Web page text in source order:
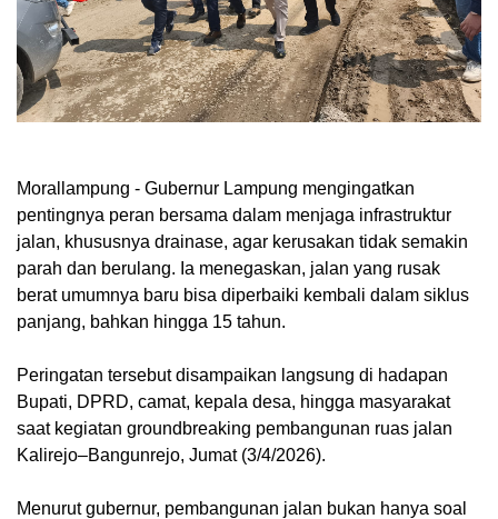
Morallampung - Gubernur Lampung mengingatkan
pentingnya peran bersama dalam menjaga infrastruktur
jalan, khususnya drainase, agar kerusakan tidak semakin
parah dan berulang. Ia menegaskan, jalan yang rusak
berat umumnya baru bisa diperbaiki kembali dalam siklus
panjang, bahkan hingga 15 tahun.
Peringatan tersebut disampaikan langsung di hadapan
Bupati, DPRD, camat, kepala desa, hingga masyarakat
saat kegiatan groundbreaking pembangunan ruas jalan
Kalirejo–Bangunrejo, Jumat (3/4/2026).
Menurut gubernur, pembangunan jalan bukan hanya soal